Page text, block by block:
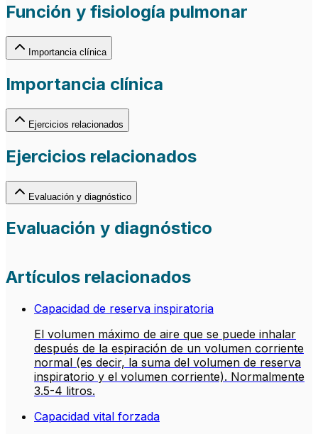
Función y fisiología pulmonar
Importancia clínica
Importancia clínica
Ejercicios relacionados
Ejercicios relacionados
Evaluación y diagnóstico
Evaluación y diagnóstico
Artículos relacionados
Capacidad de reserva inspiratoria
El volumen máximo de aire que se puede inhalar
después de la espiración de un volumen corriente
normal (es decir, la suma del volumen de reserva
inspiratorio y el volumen corriente). Normalmente
3.5-4 litros.
Capacidad vital forzada